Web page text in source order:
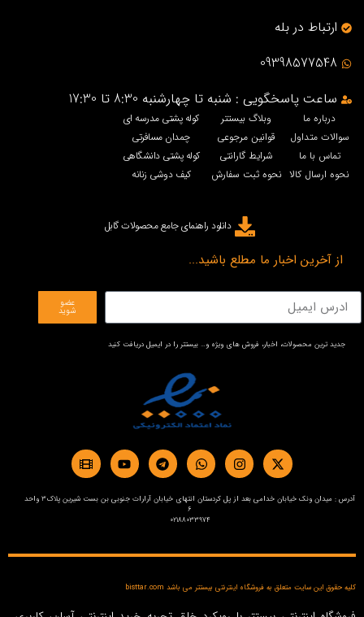
ارتباط در بله
09398577548
ساعت پاسخگویی : شنبه تا چهارشنبه 8:30 تا 17:30
درباره ما
سوالات متداول
تماس با ما
نحوه ارسال کالا
وبلاگ بیستتر
قوانین مرجوعی
شرایط گارانتی
نحوه ثبت سفارش
کوله پشتی مدرسه ای
چمدان مسافرتی
کوله پشتی دانشگاهی
کیف دوشی زنانه
دانلود راهنمای جامع محصولات گابل
از آخرین اخبار ما مطلع باشید...
عضو
شوید
جدید ترین محصولات، اخبار، فروش های ویژه و… بیستتر را در ایمیل دریافت کنید
آدرس : میدان ونک خیابان خدامی بعد از پل کردستان انتهای خیابان آرارات جنوبی بن بست شیرین پلاک3 واحد
6
02188033974
کلیه حقوق این سایت متعلق به فروشگاه اینترنتی بیستتر می باشد bisttar.com